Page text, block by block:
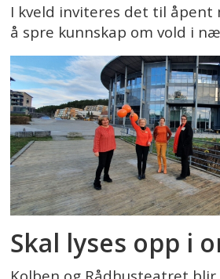
I kveld inviteres det til åpent
å spre kunnskap om vold i
Skal lyses opp i